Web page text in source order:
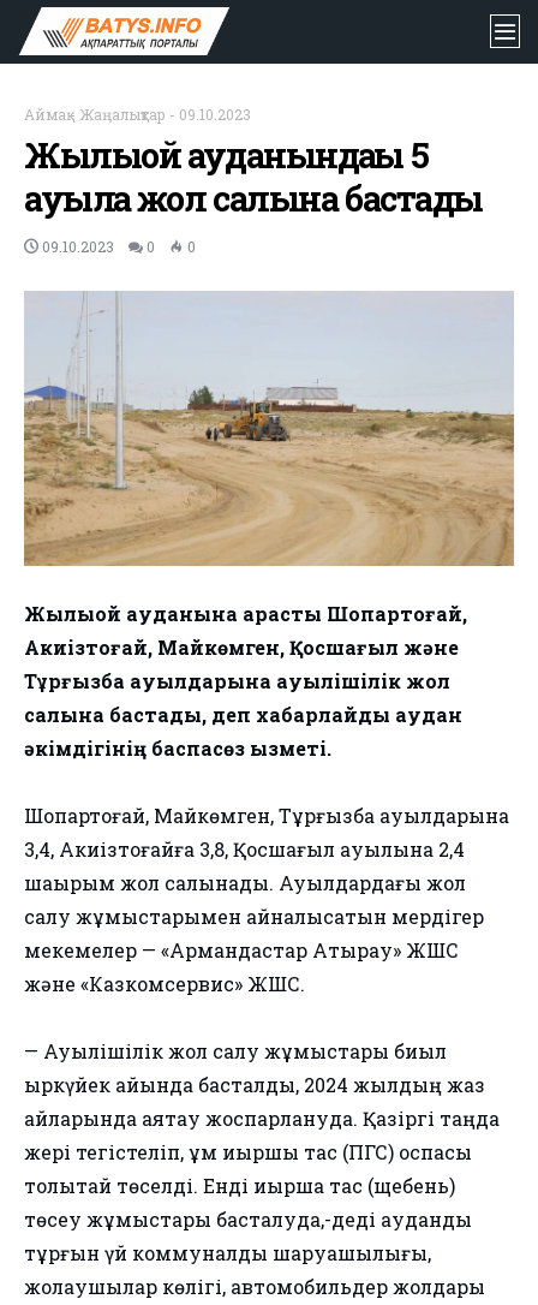
Аймақ- Жаңалықтар - 09.10.2023
Жылыой ауданындағы 5
ауылға жол салына бастады
09.10.2023 0 0
Жылыой ауданына қарасты Шоқпартоғай,
Ақкиізтоғай, Майкөмген, Қосшағыл және
Тұрғызба ауылдарына ауылішілік жол
салына бастады, деп хабарлайды аудан
әкімдігінің баспасөз қызметі.
Шоқпартоғай, Майкөмген, Тұрғызба ауылдарына
3,4, Ақкиізтоғайға 3,8, Қосшағыл ауылына 2,4
шақырым жол салынады. Ауылдардағы жол
салу жұмыстарымен айналысатын мердігер
мекемелер — «Армандастар Атырау» ЖШС
және «Казкомсервис» ЖШС.
— Ауылішілік жол салу жұмыстары биыл
қыркүйек айында басталды, 2024 жылдың жаз
айларында аяқтау жоспарлануда. Қазіргі таңда
жері тегістеліп, құм қиыршық тас (ПГС) қоспасы
толықтай төселді. Енді қиыршақ тас (щебень)
төсеу жұмыстары басталуда,-деді аудандық
тұрғын үй коммуналдық шаруашылығы,
жолаушылар көлігі, автомобильдер жолдары